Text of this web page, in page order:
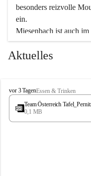
besonders reizvolle
ein.
Miesenbach ist auch
Eisstockschießen gibt
wunderschöne
vielfältige Angebot
Überzeugen Sie sich
in den
Wir kennen
Tradition und
Aktuelles
M
i
s
vor 3 TagenEssen & Trinken
Team Österreich
0,1 MB